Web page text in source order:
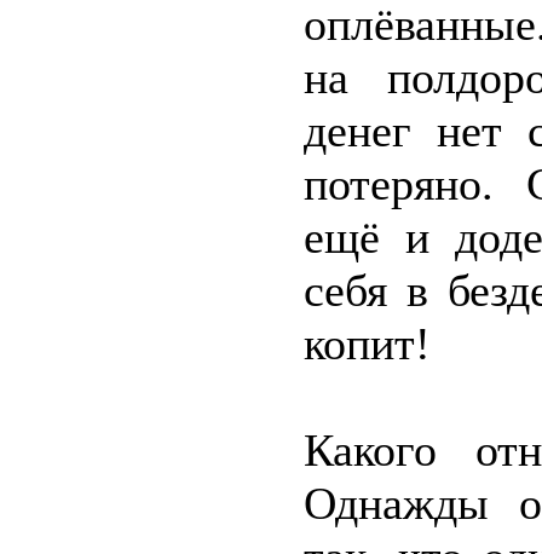
на
денег нет
потеряно.
ещё и
себя в
копит!
Какого
Однажды